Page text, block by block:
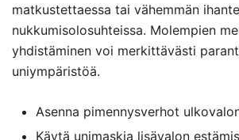
matkustettaessa tai vähemmän
nukkumisolosuhteissa. Molempien
yhdistäminen voi merkittävästi
uniympäristöä.
Asenna pimennysverhot
Käytä unimaskia lisävalon